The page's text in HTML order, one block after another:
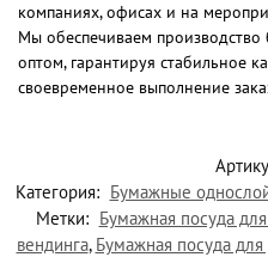
компаниях, офисах и на
Мы обеспечиваем
оптом, гарантируя стабильное
своевременное выполнение
Категория: Бумажные
Метки: Бумажная посуда
вендинга, Бумажная посуда